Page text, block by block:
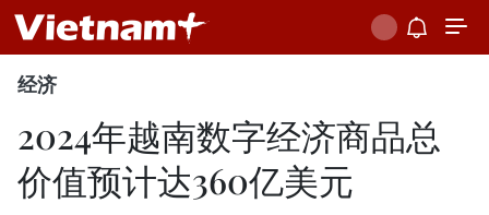
经济
2024年越南数字经济商品总
价值预计达360亿美元